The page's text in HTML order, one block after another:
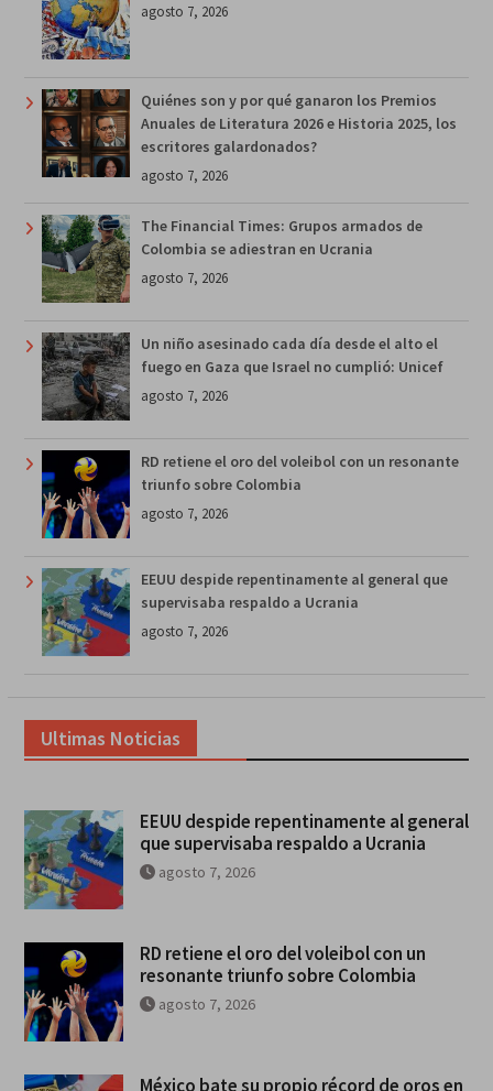
agosto 7, 2026
Quiénes son y por qué ganaron los Premios
Anuales de Literatura 2026 e Historia 2025, los
escritores galardonados?
agosto 7, 2026
The Financial Times: Grupos armados de
Colombia se adiestran en Ucrania
agosto 7, 2026
Un niño asesinado cada día desde el alto el
fuego en Gaza que Israel no cumplió: Unicef
agosto 7, 2026
RD retiene el oro del voleibol con un resonante
triunfo sobre Colombia
agosto 7, 2026
EEUU despide repentinamente al general que
supervisaba respaldo a Ucrania
agosto 7, 2026
Ultimas Noticias
EEUU despide repentinamente al general
que supervisaba respaldo a Ucrania
agosto 7, 2026
RD retiene el oro del voleibol con un
resonante triunfo sobre Colombia
agosto 7, 2026
México bate su propio récord de oros en